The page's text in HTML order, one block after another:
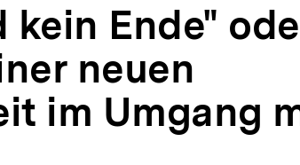
kein Ende"
neuen
im Umgang